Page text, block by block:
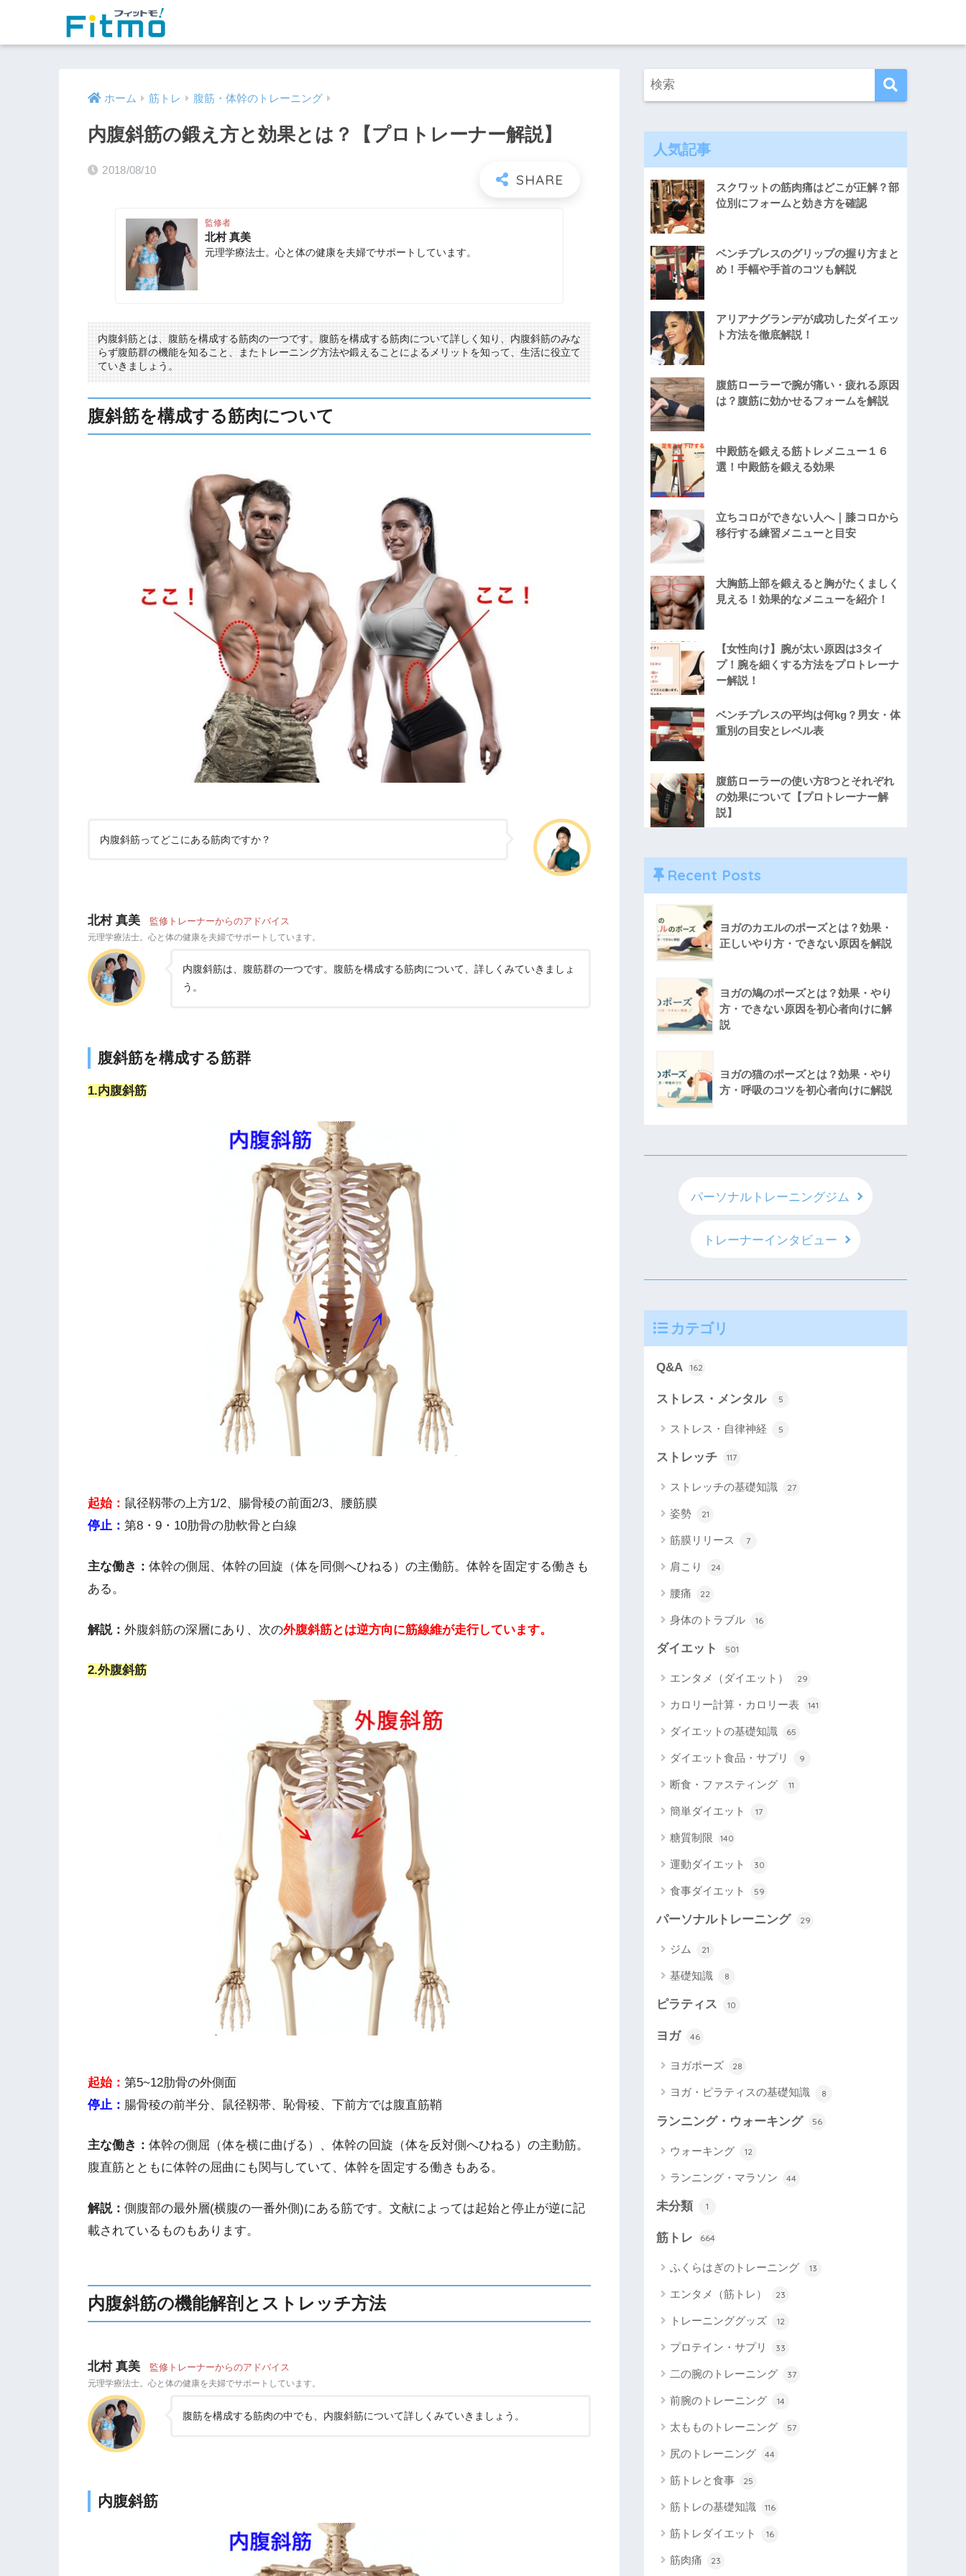
ホーム 筋トレ 腹筋・体幹のトレーニング
内腹斜筋の鍛え方と効果とは？【プロトレーナー解説】
2018/08/10
監修者
北村 真美
元理学療法士。心と体の健康を夫婦でサポートしています。
内腹斜筋とは、腹筋を構成する筋肉の一つです。腹筋を構成する筋肉について詳しく知り、内腹斜筋のみな
らず腹筋群の機能を知ること、またトレーニング方法や鍛えることによるメリットを知って、生活に役立て
ていきましょう。
腹斜筋を構成する筋肉について
内腹斜筋ってどこにある筋肉ですか？
北村 真美 監修トレーナーからのアドバイス
元理学療法士。心と体の健康を夫婦でサポートしています。
内腹斜筋は、腹筋群の一つです。腹筋を構成する筋肉について、詳しくみていきましょ
う。
腹斜筋を構成する筋群
1.内腹斜筋
起始： 鼠径靱帯の上方1/2、腸骨稜の前面2/3、腰筋膜
停止： 第8・9・10肋骨の肋軟骨と白線
主な働き： 体幹の側屈、体幹の回旋（体を同側へひねる）の主働筋。体幹を固定する働きも
ある。
解説： 外腹斜筋の深層にあり、次の外腹斜筋とは逆方向に筋線維が走行しています。
2.外腹斜筋
起始： 第5~12肋骨の外側面
停止： 腸骨稜の前半分、鼠径靱帯、恥骨稜、下前方では腹直筋鞘
主な働き： 体幹の側屈（体を横に曲げる）、体幹の回旋（体を反対側へひねる）の主動筋。
腹直筋とともに体幹の屈曲にも関与していて、体幹を固定する働きもある。
解説： 側腹部の最外層(横腹の一番外側)にある筋です。文献によっては起始と停止が逆に記
載されているものもあります。
内腹斜筋の機能解剖とストレッチ方法
北村 真美 監修トレーナーからのアドバイス
元理学療法士。心と体の健康を夫婦でサポートしています。
腹筋を構成する筋肉の中でも、内腹斜筋について詳しくみていきましょう。
内腹斜筋
人気記事
スクワットの筋肉痛はどこが正解？部
位別にフォームと効き方を確認
ベンチプレスのグリップの握り方まと
め！手幅や手首のコツも解説
アリアナグランデが成功したダイエッ
ト方法を徹底解説！
腹筋ローラーで腕が痛い・疲れる原因
は？腹筋に効かせるフォームを解説
中殿筋を鍛える筋トレメニュー１６
選！中殿筋を鍛える効果
立ちコロができない人へ｜膝コロから
移行する練習メニューと目安
大胸筋上部を鍛えると胸がたくましく
見える！効果的なメニューを紹介！
【女性向け】腕が太い原因は3タイ
プ！腕を細くする方法をプロトレーナ
ー解説！
ベンチプレスの平均は何kg？男女・体
重別の目安とレベル表
腹筋ローラーの使い方8つとそれぞれ
の効果について【プロトレーナー解
説】
Recent Posts
ヨガのカエルのポーズとは？効果・
正しいやり方・できない原因を解説
ヨガの鳩のポーズとは？効果・やり
方・できない原因を初心者向けに解
説
ヨガの猫のポーズとは？効果・やり
方・呼吸のコツを初心者向けに解説
パーソナルトレーニングジム
トレーナーインタビュー
カテゴリ
Q&A 162
ストレス・メンタル 5
ストレス・自律神経 5
ストレッチ 117
ストレッチの基礎知識 27
姿勢 21
筋膜リリース 7
肩こり 24
腰痛 22
身体のトラブル 16
ダイエット 501
エンタメ（ダイエット） 29
カロリー計算・カロリー表 141
ダイエットの基礎知識 65
ダイエット食品・サプリ 9
断食・ファスティング 11
簡単ダイエット 17
糖質制限 140
運動ダイエット 30
食事ダイエット 59
パーソナルトレーニング 29
ジム 21
基礎知識 8
ピラティス 10
ヨガ 46
ヨガポーズ 28
ヨガ・ピラティスの基礎知識 8
ランニング・ウォーキング 56
ウォーキング 12
ランニング・マラソン 44
未分類 1
筋トレ 664
ふくらはぎのトレーニング 13
エンタメ（筋トレ） 23
トレーニンググッズ 12
プロテイン・サプリ 33
二の腕のトレーニング 37
前腕のトレーニング 14
太もものトレーニング 57
尻のトレーニング 44
筋トレと食事 25
筋トレの基礎知識 116
筋トレダイエット 16
筋肉痛 23